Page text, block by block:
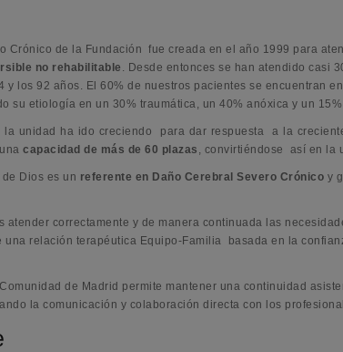
Crónico de la Fundación fue creada en el año 1999 para
no rehabilitable . Desde entonces se han atendido casi
y los 92 años. El 60% de nuestros pacientes se encuentran
su etiología en un 30% traumática, un 40% anóxica y un
la unidad ha ido creciendo para dar respuesta a la
capacidad de más de 60 plazas , convirtiéndose así en la
Dios es un referente en Daño Cerebral Severo Crónico y
atender correctamente y de manera continuada las
relación terapéutica Equipo-Familia basada en la
de Madrid permite mantener una continuidad
la comunicación y colaboración directa con los